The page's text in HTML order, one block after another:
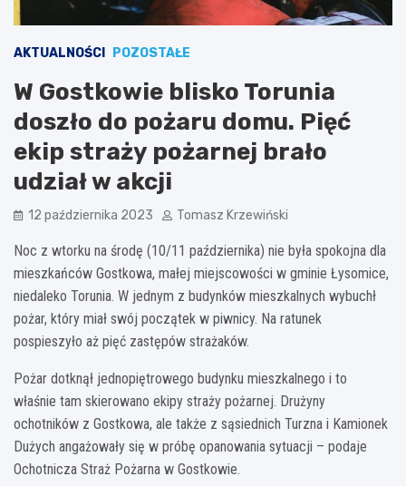
AKTUALNOŚCI POZOSTAŁE
W Gostkowie blisko Torunia
doszło do pożaru domu. Pięć
ekip straży pożarnej brało
udział w akcji
12 października 2023 Tomasz Krzewiński
Noc z wtorku na środę (10/11 października) nie była spokojna dla
mieszkańców Gostkowa, małej miejscowości w gminie Łysomice,
niedaleko Torunia. W jednym z budynków mieszkalnych wybuchł
pożar, który miał swój początek w piwnicy. Na ratunek
pospieszyło aż pięć zastępów strażaków.
Pożar dotknął jednopiętrowego budynku mieszkalnego i to
właśnie tam skierowano ekipy straży pożarnej. Drużyny
ochotników z Gostkowa, ale także z sąsiednich Turzna i Kamionek
Dużych angażowały się w próbę opanowania sytuacji – podaje
Ochotnicza Straż Pożarna w Gostkowie.